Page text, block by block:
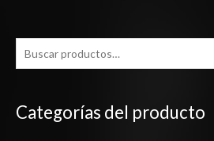
u
c
Categorías del producto